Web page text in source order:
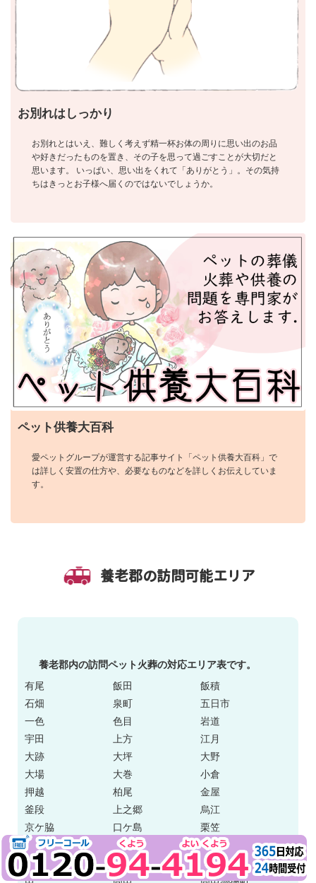
お別れはしっかり
お別れとはいえ、難しく考えず精一杯お体の周りに思い出のお品
や好きだったものを置き、その子を思って過ごすことが大切だと
思います。 いっぱい、思い出をくれて「ありがとう」。その気持
ちはきっとお子様へ届くのではないでしょうか。
ペット供養大百科
愛ペットグループが運営する記事サイト「ペット供養大百科」で
は詳しく安置の仕方や、必要なものなどを詳しくお伝えしていま
す。
養老郡の訪問可能エリア
養老郡内の訪問ペット火葬の対応エリア表です。
有尾
飯田
飯積
石畑
泉町
五日市
一色
色目
岩道
宇田
上方
江月
大跡
大坪
大野
大場
大巻
小倉
押越
柏尾
金屋
釜段
上之郷
烏江
京ケ脇
口ケ島
栗笠
桜井
沢田
下笠
蛇持
勢至
祖父江
田
高田 高田馬場町